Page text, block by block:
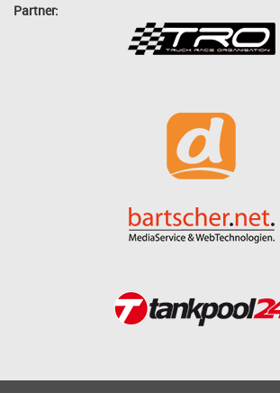
Partner: